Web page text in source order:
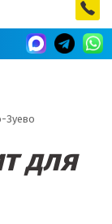
Зуево
для